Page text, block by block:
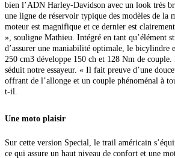
bien l’ADN Harley-Davidson avec un look très
une ligne de réservoir typique des modèles de la
moteur est magnifique et ce dernier est
», souligne Mathieu. Intégré en tant qu’élément
d’assurer une maniabilité optimale, le bicylindre
250 cm3 développe 150 ch et 128 Nm de
séduit notre essayeur. « Il fait preuve d’une
offrant de l’allonge et un couple phénoménal à
t-il.
Une moto plaisir
Sur cette version Special, le trail américain
ce qui assure un haut niveau de confort et une